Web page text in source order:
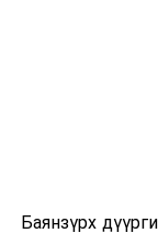
болон
Баянзүрх